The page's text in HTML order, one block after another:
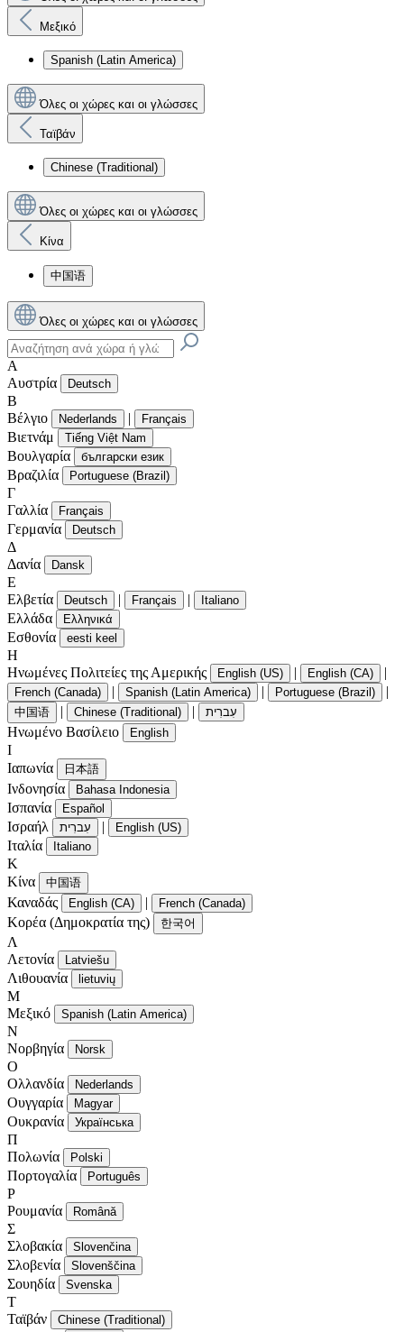
Μεξικό
Spanish (Latin America)
Όλες οι χώρες και οι γλώσσες
Ταϊβάν
Chinese (Traditional)
Όλες οι χώρες και οι γλώσσες
Κίνα
中国语
Όλες οι χώρες και οι γλώσσες
Α
Αυστρία
Deutsch
Β
Βέλγιο
Nederlands | Français
Βιετνάμ Tiếng Việt Nam
Βουλγαρία български език
Βραζιλία Portuguese (Brazil)
Γ
Γαλλία
Français
Γερμανία Deutsch
Δ
Δανία
Dansk
Ε
Ελβετία
Deutsch | Français | Italiano
Ελλάδα Ελληνικά
Εσθονία eesti keel
Η
Ηνωμένες Πολιτείες της Αμερικής
English (US) | English (CA) |
French (Canada) | Spanish (Latin America) | Portuguese (Brazil) |
中国语 | Chinese (Traditional) | עִברִית
Ηνωμένο Βασίλειο English
Ι
Ιαπωνία
日本語
Ινδονησία Bahasa Indonesia
Ισπανία Español
Ισραήλ עִברִית | English (US)
Ιταλία Italiano
Κ
Κίνα
中国语
Καναδάς English (CA) | French (Canada)
Κορέα (Δημοκρατία της) 한국어
Λ
Λετονία
Latviešu
Λιθουανία lietuvių
Μ
Μεξικό
Spanish (Latin America)
Ν
Νορβηγία
Norsk
Ο
Ολλανδία
Nederlands
Ουγγαρία Magyar
Ουκρανία Українська
Π
Πολωνία
Polski
Πορτογαλία Português
Ρ
Ρουμανία
Română
Σ
Σλοβακία
Slovenčina
Σλοβενία Slovenščina
Σουηδία Svenska
Τ
Ταϊβάν
Chinese (Traditional)